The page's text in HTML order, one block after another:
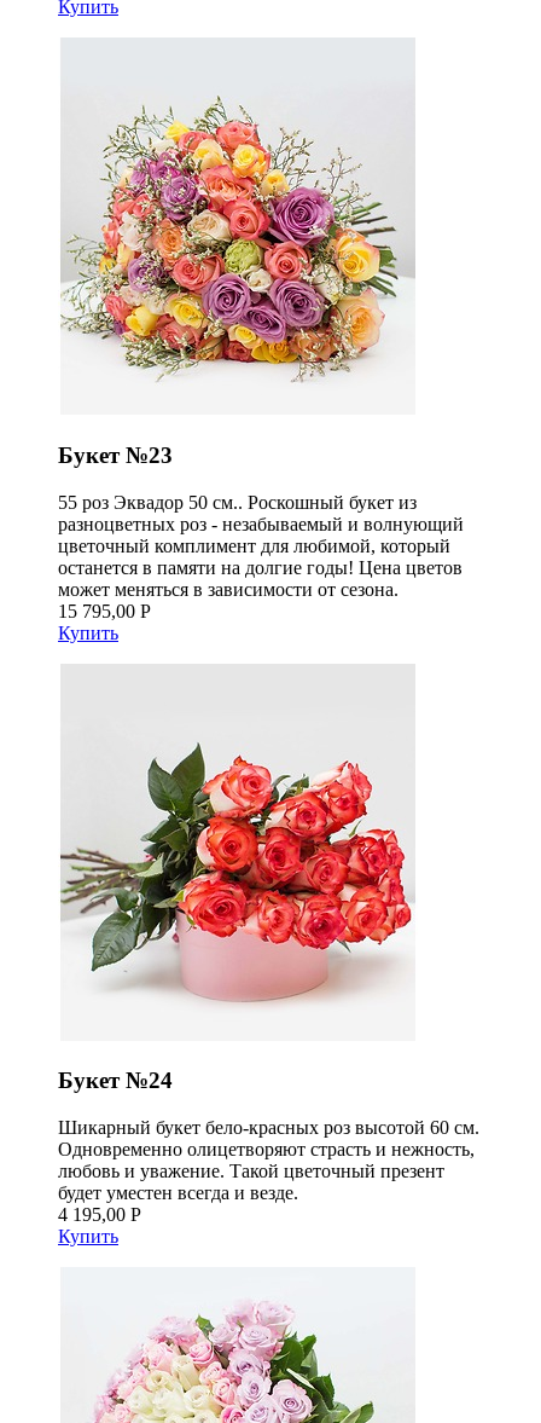
Купить
Букет №23
55 роз Эквадор 50 см.. Роскошный букет из
разноцветных роз - незабываемый и волнующий
цветочный комплимент для любимой, который
останется в памяти на долгие годы! Цена цветов
может меняться в зависимости от сезона.
15 795,00 Р
Купить
Букет №24
Шикарный букет бело-красных роз высотой 60 см.
Одновременно олицетворяют страсть и нежность,
любовь и уважение. Такой цветочный презент
будет уместен всегда и везде.
4 195,00 Р
Купить